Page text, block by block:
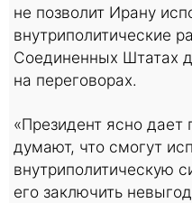
не позволит Ирану
внутриполитические
Соединенных Штатах
на переговорах.
«Президент ясно дает
думают, что смогут
внутриполитическую
его заключить